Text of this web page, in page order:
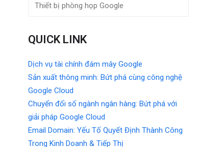
Thiết bị phòng họp Google
QUICK LINK
Dịch vụ tài chính đám mây Google
Sản xuất thông minh: Bứt phá cùng công nghệ
Google Cloud
Chuyển đổi số ngành ngân hàng: Bứt phá với
giải pháp Google Cloud
Email Domain: Yếu Tố Quyết Định Thành Công
Trong Kinh Doanh & Tiếp Thị